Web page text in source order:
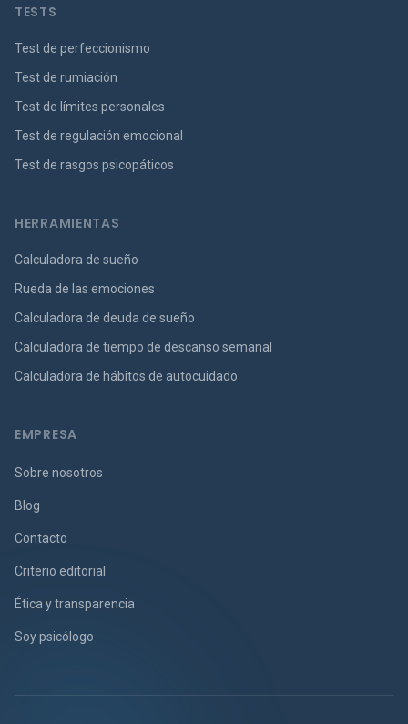
TESTS
Test de perfeccionismo
Test de rumiación
Test de límites personales
Test de regulación emocional
Test de rasgos psicopáticos
HERRAMIENTAS
Calculadora de sueño
Rueda de las emociones
Calculadora de deuda de sueño
Calculadora de tiempo de descanso semanal
Calculadora de hábitos de autocuidado
EMPRESA
Sobre nosotros
Blog
Contacto
Criterio editorial
Ética y transparencia
Soy psicólogo